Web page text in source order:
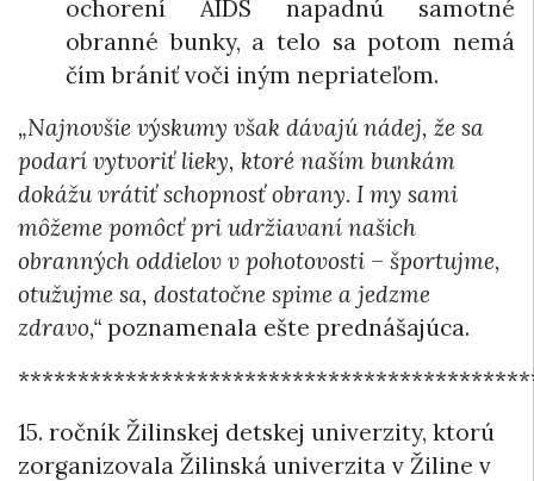
ochorení AIDS napadnú samotné
obranné bunky, a telo sa potom nemá
čím brániť voči iným nepriateľom.
„Najnovšie výskumy však dávajú nádej, že sa
podarí vytvoriť lieky, ktoré naším bunkám
dokážu vrátiť schopnosť obrany. I my sami
môžeme pomôcť pri udržiavaní našich
obranných oddielov v pohotovosti – športujme,
otužujme sa, dostatočne spime a jedzme
zdravo,“ poznamenala ešte prednášajúca.
15. ročník Žilinskej detskej univerzity, ktorú
zorganizovala Žilinská univerzita v Žiline v